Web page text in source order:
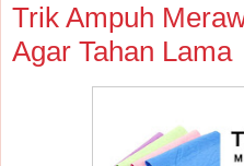
Trik Ampuh
Agar Tahan Lama